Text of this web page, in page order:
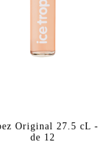
Original 27.5 cL -
de 12